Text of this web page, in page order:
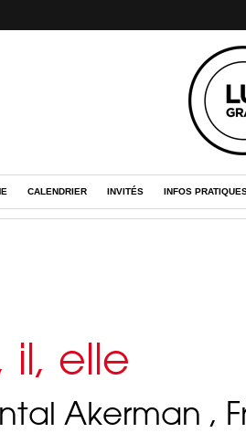
CALENDRIER INVITÉS INFOS
il, elle
Akerman ,